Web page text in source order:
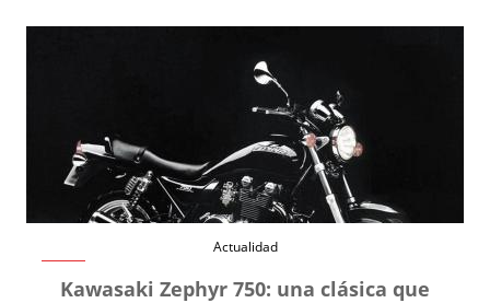
Actualidad
Kawasaki Zephyr 750: una clásica que